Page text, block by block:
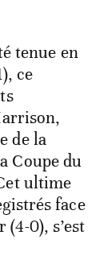
tenue en
ce
de la
Coupe du
ultime
face
0), s’est